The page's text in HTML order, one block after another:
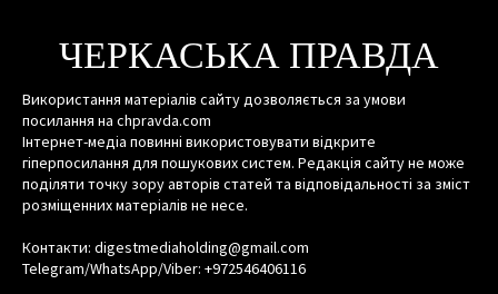
ЧЕРКАСЬКА ПРАВДА
Використання матеріалів сайту дозволяється за умови
посилання на chpravda.com
Інтернет-медіа повинні використовувати відкрите
гіперпосилання для пошукових систем. Редакція сайту не може
поділяти точку зору авторів статей та відповідальності за зміст
розміщенних матеріалів не несе.
Контакти: digestmediaholding@gmail.com
Telegram/WhatsApp/Viber: +972546406116